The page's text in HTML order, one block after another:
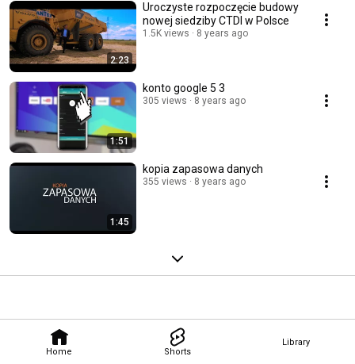
Home Shorts
Library
2:23
Uroczyste rozpoczęcie budowy
nowej siedziby CTDI w Polsce
1.5K views 8 years ago
1:51
konto google 5 3
305 views 8 years ago
1:45
kopia zapasowa danych
355 views 8 years ago